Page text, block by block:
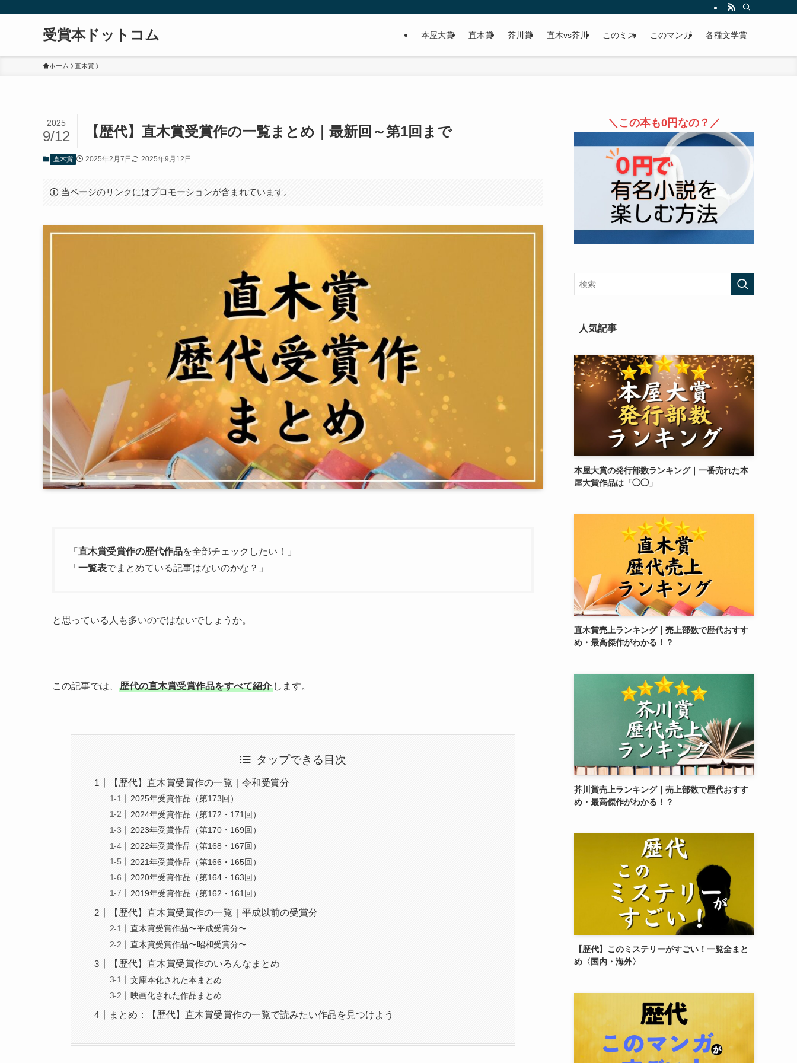
受賞本ドットコム 本屋大賞 直木賞 芥川賞 直木vs芥川 このミス このマンガ 各種文学賞
ホーム 直木賞
【歴代】直木賞受賞作の一覧まとめ｜最新回～第1回まで
2025
9/12
直木賞 2025年2月7日 2025年9月12日
当ページのリンクにはプロモーションが含まれています。
「 直木賞受賞作の歴代作品を全部チェックしたい！」
「 一覧表でまとめている記事はないのかな？」
と思っている人も多いのではないでしょうか。
この記事では、 歴代の直木賞受賞作品をすべて紹介 します。
タップできる目次
【歴代】直木賞受賞作の一覧｜令和受賞分
2025年受賞作品（第173回）
2024年受賞作品（第172・171回）
2023年受賞作品（第170・169回）
2022年受賞作品（第168・167回）
2021年受賞作品（第166・165回）
2020年受賞作品（第164・163回）
2019年受賞作品（第162・161回）
【歴代】直木賞受賞作の一覧｜平成以前の受賞分
直木賞受賞作品〜平成受賞分〜
直木賞受賞作品〜昭和受賞分〜
【歴代】直木賞受賞作のいろんなまとめ
文庫本化された本まとめ
映画化された作品まとめ
まとめ：【歴代】直木賞受賞作の一覧で読みたい作品を見つけよう
＼この本も0円なの？／
人気記事
本屋大賞の発行部数ランキング｜一番売れた本
屋大賞作品は「◯◯」
直木賞売上ランキング｜売上部数で歴代おすす
め・最高傑作がわかる！？
芥川賞売上ランキング｜売上部数で歴代おすす
め・最高傑作がわかる！？
【歴代】このミステリーがすごい！一覧全まと
め〈国内・海外〉